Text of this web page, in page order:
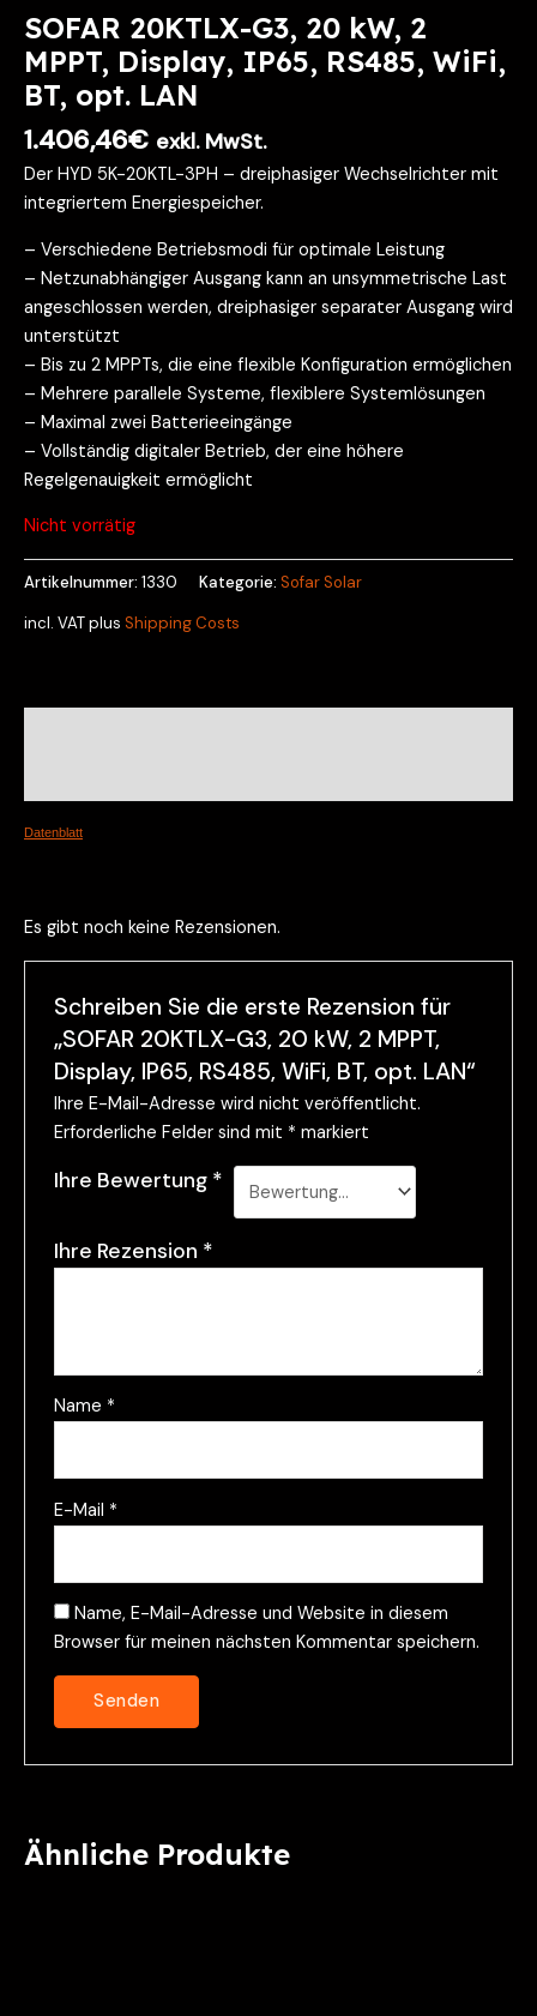
SOFAR 20KTLX-G3, 20 kW, 2
MPPT, Display, IP65, RS485, WiFi,
BT, opt. LAN
1.406,46€ exkl. MwSt.
Der HYD 5K-20KTL-3PH – dreiphasiger Wechselrichter mit
integriertem Energiespeicher.
– Verschiedene Betriebsmodi für optimale Leistung
– Netzunabhängiger Ausgang kann an unsymmetrische Last
angeschlossen werden, dreiphasiger separater Ausgang wird
unterstützt
– Bis zu 2 MPPTs, die eine flexible Konfiguration ermöglichen
– Mehrere parallele Systeme, flexiblere Systemlösungen
– Maximal zwei Batterieeingänge
– Vollständig digitaler Betrieb, der eine höhere
Regelgenauigkeit ermöglicht
Nicht vorrätig
Artikelnummer: 1330 Kategorie: Sofar Solar
incl. VATplus Shipping Costs
Datenblatt
Es gibt noch keine Rezensionen.
Schreiben Sie die erste Rezension für
„SOFAR 20KTLX-G3, 20 kW, 2 MPPT,
Display, IP65, RS485, WiFi, BT, opt. LAN“
Ihre E-Mail-Adresse wird nicht veröffentlicht.
Erforderliche Felder sind mit * markiert
Ihre Bewertung *
Ihre Rezension *
Name *
E-Mail *
Name, E-Mail-Adresse und Website in diesem
Browser für meinen nächsten Kommentar speichern.
Ähnliche Produkte